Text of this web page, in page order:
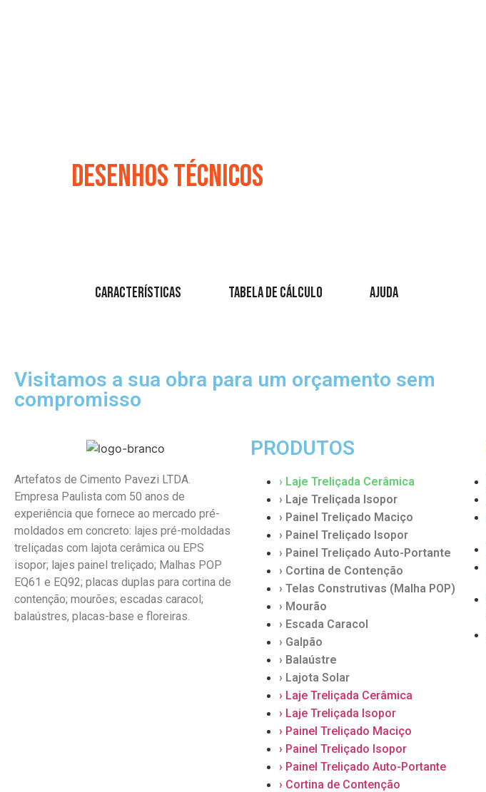
DESENHOS TÉCNICOS
Características Tabela de Cálculo AJUDA
Visitamos a sua obra para um orçamento sem
compromisso
Artefatos de Cimento Pavezi LTDA.
Empresa Paulista com 50 anos de
experiência que fornece ao mercado pré-
moldados em concreto: lajes pré-moldadas
treliçadas com lajota cerâmica ou EPS
isopor; lajes painel treliçado; Malhas POP
EQ61 e EQ92; placas duplas para cortina de
contenção; mourões; escadas caracol;
balaústres, placas-base e floreiras.
PRODUTOS
› Laje Treliçada Cerâmica
› Laje Treliçada Isopor
› Painel Treliçado Maciço
› Painel Treliçado Isopor
› Painel Treliçado Auto-Portante
› Cortina de Contenção
› Telas Construtivas (Malha POP)
› Mourão
› Escada Caracol
› Galpão
› Balaústre
› Lajota Solar
› Laje Treliçada Cerâmica
› Laje Treliçada Isopor
› Painel Treliçado Maciço
› Painel Treliçado Isopor
› Painel Treliçado Auto-Portante
› Cortina de Contenção